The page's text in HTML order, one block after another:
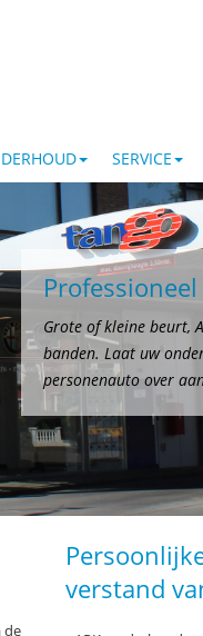
SERVICE
Grote of kleine beurt,
banden. Laat uw
personenauto over
de
verstand